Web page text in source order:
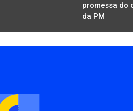
promessa do
da PM